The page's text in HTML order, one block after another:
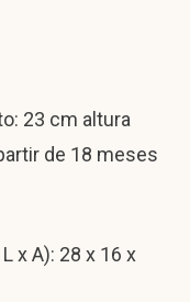
23 cm altura
de 18 meses
x A): 28 x 16 x